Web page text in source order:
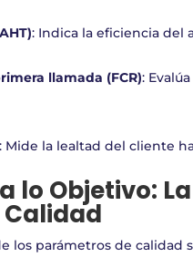
: Indica la eficiencia del
llamada (FCR):
: Mide la lealtad del cliente
lo Objetivo:
los parámetros de calidad